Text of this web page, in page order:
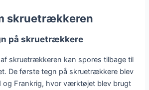
skruetrækkeren
på skruetrækkere
skruetrækkeren kan spores tilbage til
De første tegn på skruetrækkere blev
og Frankrig, hvor værktøjet blev brugt